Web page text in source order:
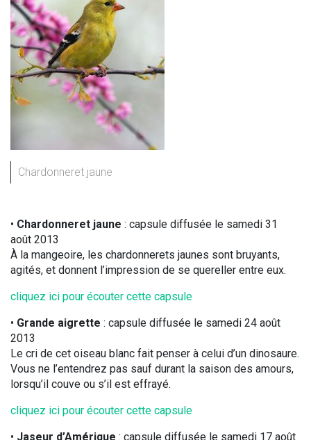
Chardonneret jaune
• Chardonneret jaune : capsule diffusée le samedi 31
août 2013
À la mangeoire, les chardonnerets jaunes sont bruyants,
agités, et donnent l’impression de se quereller entre eux.
cliquez ici pour écouter cette capsule
• Grande aigrette : capsule diffusée le samedi 24 août
2013
Le cri de cet oiseau blanc fait penser à celui d’un dinosaure.
Vous ne l’entendrez pas sauf durant la saison des amours,
lorsqu’il couve ou s’il est effrayé.
cliquez ici pour écouter cette capsule
• Jaseur d’Amérique : capsule diffusée le samedi 17 août